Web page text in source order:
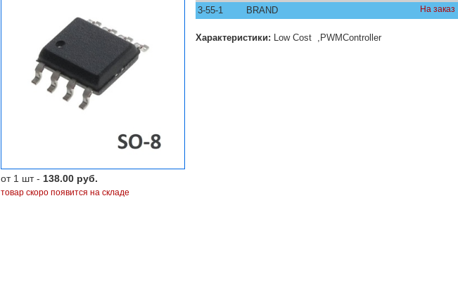
от 1 шт - 138.00 руб.
товар скоро появится на складе
3-55-1
BRAND На заказ
Характеристики: Low Cost ,PWMController